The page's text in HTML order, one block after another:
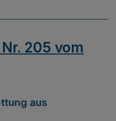
205 vom
aus